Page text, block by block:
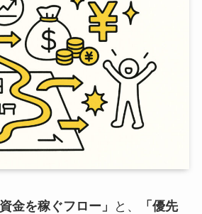
金を稼ぐフロー」 と、
「優先